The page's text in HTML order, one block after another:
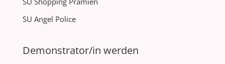
SU Angel Police
Demonstrator/in werden